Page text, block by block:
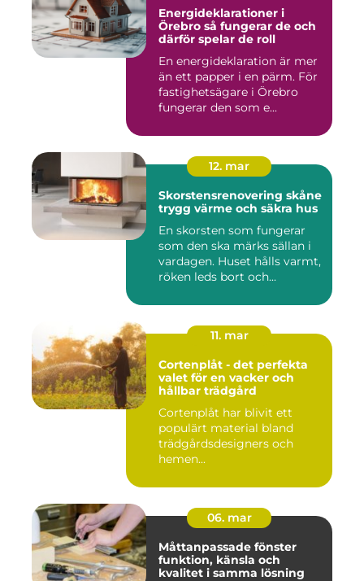
Energideklarationer i
Örebro så fungerar de och
därför spelar de roll
En energideklaration är mer
än ett papper i en pärm. För
fastighetsägare i Örebro
fungerar den som e...
12. mar
Skorstensrenovering skåne
trygg värme och säkra hus
En skorsten som fungerar
som den ska märks sällan i
vardagen. Huset hålls varmt,
röken leds bort och...
11. mar
Cortenplåt - det perfekta
valet för en vacker och
hållbar trädgård
Cortenplåt har blivit ett
populärt material bland
trädgårdsdesigners och
hemen...
06. mar
Måttanpassade fönster
funktion, känsla och
kvalitet i samma lösning